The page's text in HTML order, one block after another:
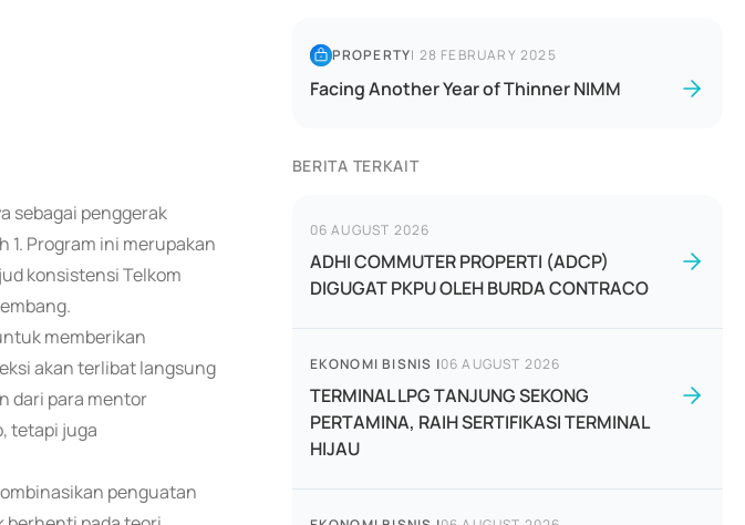
sebagai penggerak
Program ini merupakan
konsistensi Telkom
memberikan
akan terlibat langsung
dari para mentor
tetapi juga
penguatan
PROPERTY| 28 FEBRUARY 2025
Facing Another Year of Thinner NIMM
BERITA TERKAIT
06 AUGUST 2026
ADHI COMMUTER PROPERTI (ADCP)
DIGUGAT PKPU OLEH BURDA CONTRACO
EKONOMI BISNIS |06 AUGUST 2026
TERMINAL LPG TANJUNG SEKONG
PERTAMINA, RAIH SERTIFIKASI TERMINAL
HIJAU